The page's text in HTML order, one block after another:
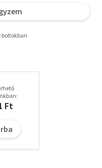
boltokban
Ft